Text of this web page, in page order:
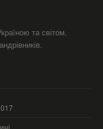
та світом.